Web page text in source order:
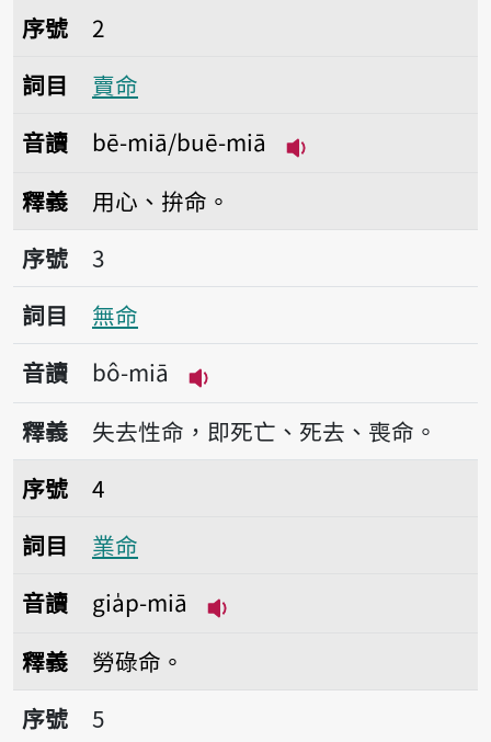
序號2賣命
序號
2
詞目
賣命
音讀
bē-miā/buē-miā
釋義
用心、拚命。
序號3無命
序號
3
詞目
無命
音讀
bô-miā
播放音讀bô-miā
釋義
失去性命，即死亡、死去、喪命。
序號4業命
序號
4
詞目
業命
音讀
gia̍p-miā
釋義
勞碌命。
序號5下性命
序號
5